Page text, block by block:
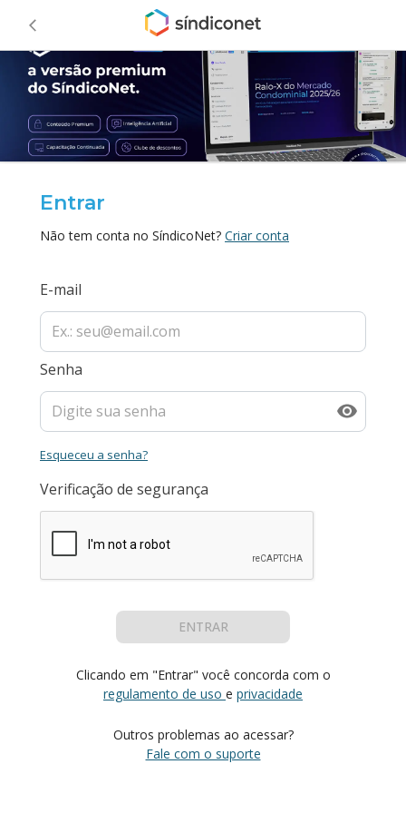
Entrar
Não tem conta no SíndicoNet? Criar conta
E-mail
Senha
Esqueceu a senha?
Verificação de segurança
ENTRAR
Clicando em "Entrar" você concorda com o
regulamento de uso e privacidade
Outros problemas ao acessar?
Fale com o suporte